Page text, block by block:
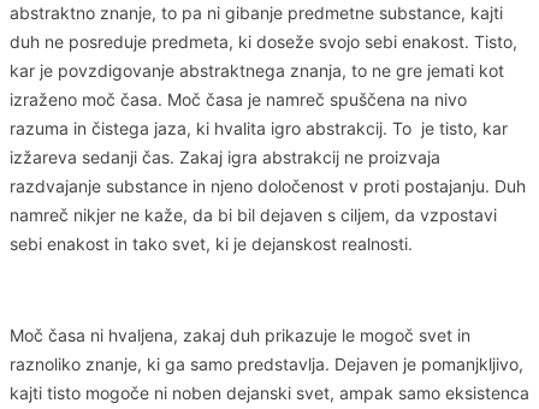
abstraktno znanje, to pa ni gibanje predmetne substance, kajti
duh ne posreduje predmeta, ki doseže svojo sebi enakost. Tisto,
kar je povzdigovanje abstraktnega znanja, to ne gre jemati kot
izraženo moč časa. Moč časa je namreč spuščena na nivo
razuma in čistega jaza, ki hvalita igro abstrakcij. To je tisto, kar
izžareva sedanji čas. Zakaj igra abstrakcij ne proizvaja
razdvajanje substance in njeno določenost v proti postajanju. Duh
namreč nikjer ne kaže, da bi bil dejaven s ciljem, da vzpostavi
sebi enakost in tako svet, ki je dejanskost realnosti.
Moč časa ni hvaljena, zakaj duh prikazuje le mogoč svet in
raznoliko znanje, ki ga samo predstavlja. Dejaven je pomanjkljivo,
kajti tisto mogoče ni noben dejanski svet, ampak samo eksistenca